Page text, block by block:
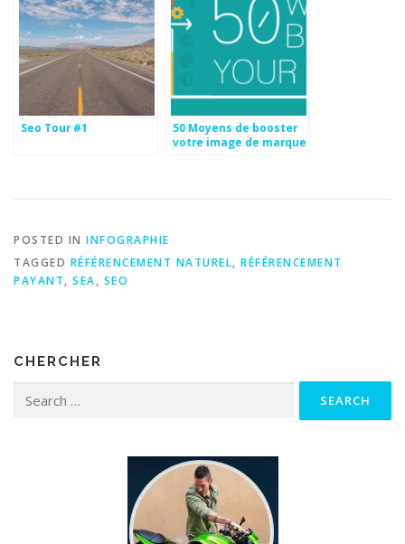
Seo Tour #1
50 Moyens de booster
votre image de marque
POSTED IN INFOGRAPHIE
TAGGED RÉFÉRENCEMENT NATUREL, RÉFÉRENCEMENT
PAYANT, SEA, SEO
CHERCHER